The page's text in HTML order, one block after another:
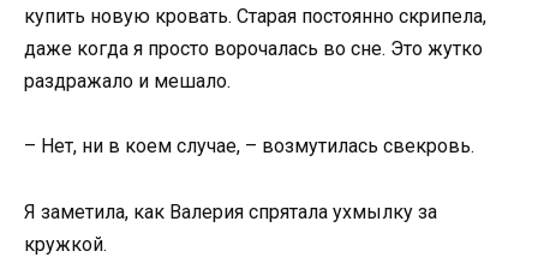
купить новую кровать. Старая постоянно скрипела,
даже когда я просто ворочалась во сне. Это жутко
раздражало и мешало.
– Нет, ни в коем случае, – возмутилась свекровь.
Я заметила, как Валерия спрятала ухмылку за
кружкой.